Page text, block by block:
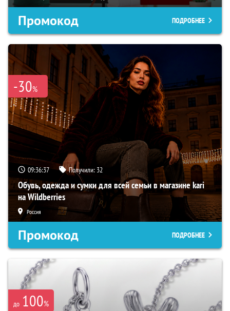
Промокод ПОДРОБНЕЕ
-30%
09:36:37 Получили: 32
Обувь, одежда и сумки для всей семьи в магазине kari
на Wildberries
Россия
Промокод ПОДРОБНЕЕ
до 100%